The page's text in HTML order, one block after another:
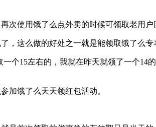
次使用饿了么点外卖的时候可领取老用
，这么做的好处之一就是能领取饿了么专
个15左右的，我就在昨天就领了一个14
加饿了么天天领红包活动。